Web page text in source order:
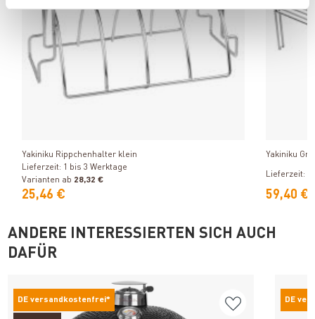
Yakiniku Rippchenhalter klein
Lieferzeit: 1 bis 3 Werktage
Varianten ab 28,32 €
25,46 €
Yakiniku
Lieferzeit: 1
59,40 €
ANDERE INTERESSIERTEN SICH AUCH
DAFÜR
DE versandkostenfrei* DE